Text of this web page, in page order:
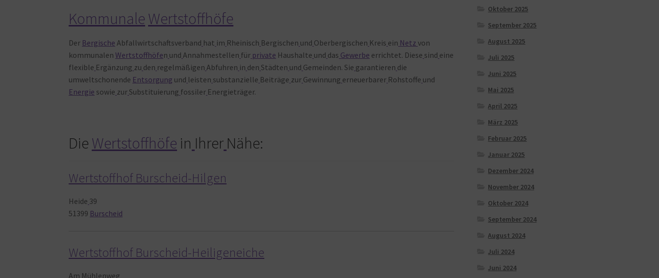
Kommunale Wertstoffhöfe
Der Bergische Abfallwirtschaftsverband hat im Rheinisch Bergischen und Oberbergischen Kreis ein Netz von
kommunalenWertstoffhöfen und Annahmestellen für private Haushalte und das Gewerbe errichtet. Diese sind eine
flexible Ergänzung zu den regelmäßigen Abfuhren in den Städten und Gemeinden. Sie garantieren die
umweltschonende Entsorgung und leisten substanzielle Beiträge zur Gewinnung erneuerbarer Rohstoffe und
Energie sowie zur Substituierung fossiler Energieträger.
Die Wertstoffhöfe in Ihrer Nähe:
Wertstoffhof Burscheid-Hilgen
Heide 39
51399 Burscheid
Wertstoffhof Burscheid-Heiligeneiche
Am Mühlenweg
Oktober 2025
September 2025
August 2025
Juli 2025
Juni 2025
Mai 2025
April 2025
März 2025
Februar 2025
Januar 2025
Dezember 2024
November 2024
Oktober 2024
September 2024
August 2024
Juli 2024
Juni 2024